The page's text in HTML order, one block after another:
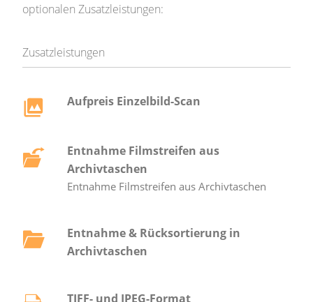
optionalen Zusatzleistungen:
Zusatzleistungen
Aufpreis Einzelbild-Scan
Entnahme Filmstreifen aus
Archivtaschen
Entnahme Filmstreifen aus Archivtaschen
Entnahme & Rücksortierung in
Archivtaschen
TIFF- und JPEG-Format